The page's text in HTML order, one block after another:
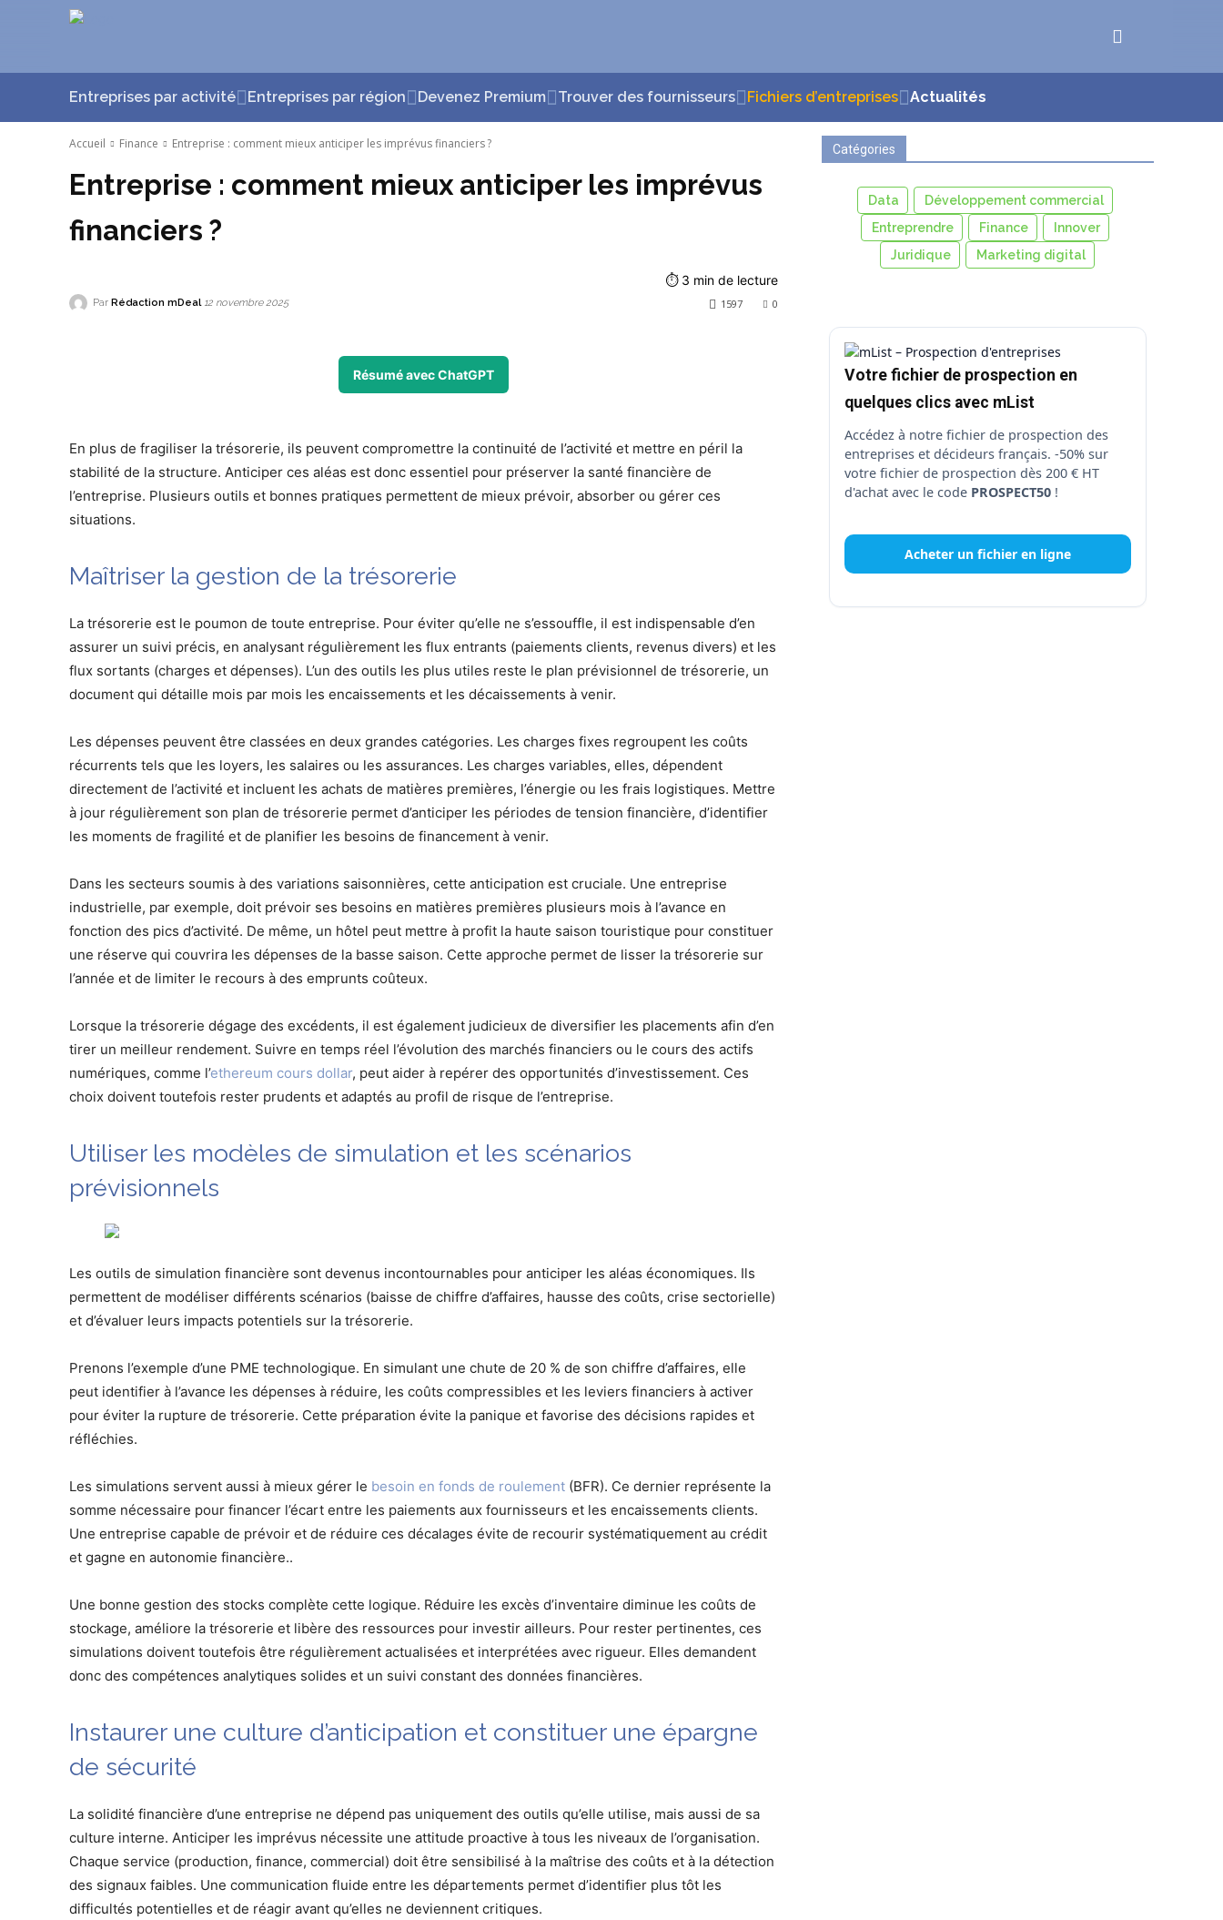
Entreprises par activité Entreprises par région Devenez Premium Trouver des fournisseurs Fichiers d’entreprises Actualités
Accueil Finance Entreprise : comment mieux anticiper les imprévus financiers ?
Entreprise : comment mieux anticiper les imprévus
financiers ?
⏱ 3 min de lecture
Par Rédaction mDeal 12 novembre 2025 0
1597
Résumé avec ChatGPT
En plus de fragiliser la trésorerie, ils peuvent compromettre la continuité de l’activité et mettre en péril la
stabilité de la structure. Anticiper ces aléas est donc essentiel pour préserver la santé financière de
l’entreprise. Plusieurs outils et bonnes pratiques permettent de mieux prévoir, absorber ou gérer ces
situations.
Maîtriser la gestion de la trésorerie
La trésorerie est le poumon de toute entreprise. Pour éviter qu’elle ne s’essouffle, il est indispensable d’en
assurer un suivi précis, en analysant régulièrement les flux entrants (paiements clients, revenus divers) et les
flux sortants (charges et dépenses). L’un des outils les plus utiles reste le plan prévisionnel de trésorerie, un
document qui détaille mois par mois les encaissements et les décaissements à venir.
Les dépenses peuvent être classées en deux grandes catégories. Les charges fixes regroupent les coûts
récurrents tels que les loyers, les salaires ou les assurances. Les charges variables, elles, dépendent
directement de l’activité et incluent les achats de matières premières, l’énergie ou les frais logistiques. Mettre
à jour régulièrement son plan de trésorerie permet d’anticiper les périodes de tension financière, d’identifier
les moments de fragilité et de planifier les besoins de financement à venir.
Dans les secteurs soumis à des variations saisonnières, cette anticipation est cruciale. Une entreprise
industrielle, par exemple, doit prévoir ses besoins en matières premières plusieurs mois à l’avance en
fonction des pics d’activité. De même, un hôtel peut mettre à profit la haute saison touristique pour constituer
une réserve qui couvrira les dépenses de la basse saison. Cette approche permet de lisser la trésorerie sur
l’année et de limiter le recours à des emprunts coûteux.
Lorsque la trésorerie dégage des excédents, il est également judicieux de diversifier les placements afin d’en
tirer un meilleur rendement. Suivre en temps réel l’évolution des marchés financiers ou le cours des actifs
numériques, comme l’ethereum cours dollar, peut aider à repérer des opportunités d’investissement. Ces
choix doivent toutefois rester prudents et adaptés au profil de risque de l’entreprise.
Utiliser les modèles de simulation et les scénarios
prévisionnels
Les outils de simulation financière sont devenus incontournables pour anticiper les aléas économiques. Ils
permettent de modéliser différents scénarios (baisse de chiffre d’affaires, hausse des coûts, crise sectorielle)
et d’évaluer leurs impacts potentiels sur la trésorerie.
Prenons l’exemple d’une PME technologique. En simulant une chute de 20 % de son chiffre d’affaires, elle
peut identifier à l’avance les dépenses à réduire, les coûts compressibles et les leviers financiers à activer
pour éviter la rupture de trésorerie. Cette préparation évite la panique et favorise des décisions rapides et
réfléchies.
Les simulations servent aussi à mieux gérer le besoin en fonds de roulement (BFR). Ce dernier représente la
somme nécessaire pour financer l’écart entre les paiements aux fournisseurs et les encaissements clients.
Une entreprise capable de prévoir et de réduire ces décalages évite de recourir systématiquement au crédit
et gagne en autonomie financière..
Une bonne gestion des stocks complète cette logique. Réduire les excès d’inventaire diminue les coûts de
stockage, améliore la trésorerie et libère des ressources pour investir ailleurs. Pour rester pertinentes, ces
simulations doivent toutefois être régulièrement actualisées et interprétées avec rigueur. Elles demandent
donc des compétences analytiques solides et un suivi constant des données financières.
Instaurer une culture d’anticipation et constituer une épargne
de sécurité
La solidité financière d’une entreprise ne dépend pas uniquement des outils qu’elle utilise, mais aussi de sa
culture interne. Anticiper les imprévus nécessite une attitude proactive à tous les niveaux de l’organisation.
Chaque service (production, finance, commercial) doit être sensibilisé à la maîtrise des coûts et à la détection
des signaux faibles. Une communication fluide entre les départements permet d’identifier plus tôt les
difficultés potentielles et de réagir avant qu’elles ne deviennent critiques.
Catégories
Data
Développement commercial
Entreprendre
Finance
Innover
Juridique
Marketing digital
Votre fichier de prospection en
quelques clics avec mList
Accédez à notre fichier de prospection des
entreprises et décideurs français. -50% sur
votre fichier de prospection dès 200 € HT
d'achat avec le code PROSPECT50!
Acheter un fichier en ligne